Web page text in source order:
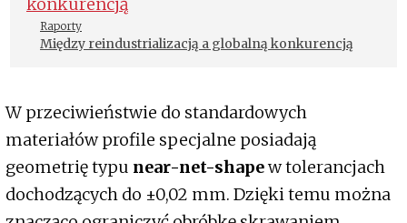
Raporty
Między reindustrializacją a globalną konkurencją
W przeciwieństwie do standardowych
materiałów profile specjalne posiadają
geometrię typu near-net-shapew tolerancjach
dochodzących do ±0,02 mm. Dzięki temu można